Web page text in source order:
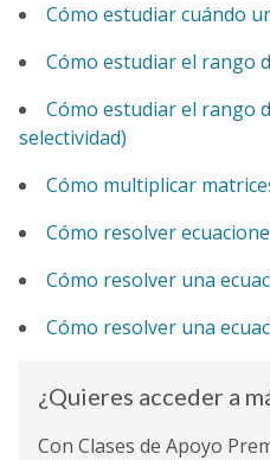
Cómo estudiar cuándo
Cómo estudiar el rango
Cómo estudiar el rango
selectividad)
Cómo multiplicar
Cómo resolver
Cómo resolver una
Cómo resolver una
¿Quieres acceder a
Con Clases de Apoyo